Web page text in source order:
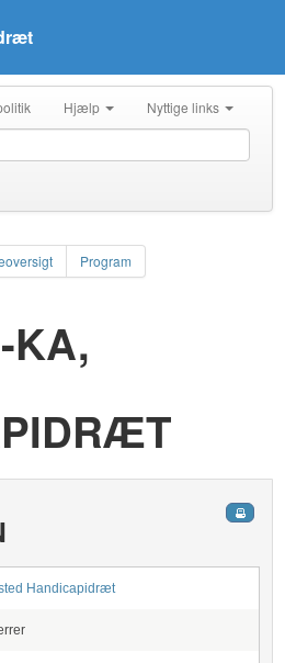
Hjælp Nyttige links
Program
KA,
Handicapidræt